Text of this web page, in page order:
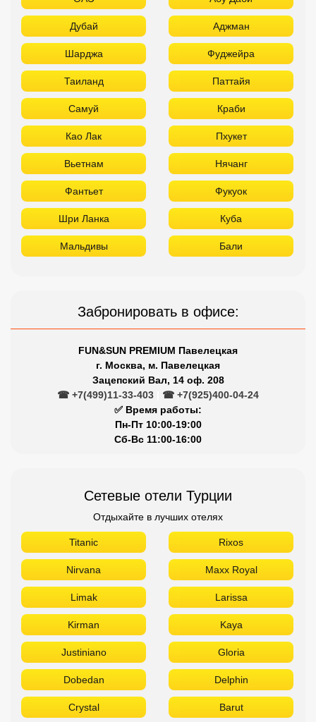
Дубай Аджман
Шарджа Фуджейра
Таиланд Паттайя
Самуй Краби
Као Лак Пхукет
Вьетнам Нячанг
Фантьет Фукуок
Шри Ланка Куба
Мальдивы Бали
Забронировать в офисе:
FUN&SUN PREMIUM Павелецкая
г. Москва, м. Павелецкая
Зацепский Вал, 14 оф. 208
☎ +7(499)11-33-403
☎ +7(925)400-04-24
✅ Время работы:
Пн-Пт 10:00-19:00
Сб-Вс 11:00-16:00
Сетевые отели Турции
Отдыхайте в лучших отелях
Titanic Rixos
Nirvana Maxx Royal
Limak Larissa
Kirman Kaya
Justiniano Gloria
Dobedan Delphin
Crystal Barut